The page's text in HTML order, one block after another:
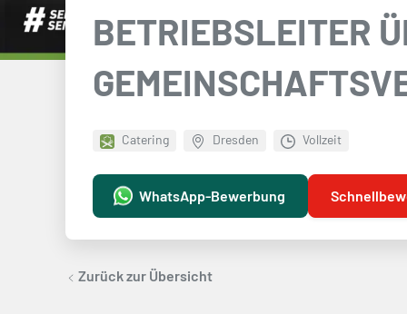
BETRIEBSLEITER
Catering Dresden Vollzeit
WhatsApp-Bewerbung
Zurück zur Übersicht